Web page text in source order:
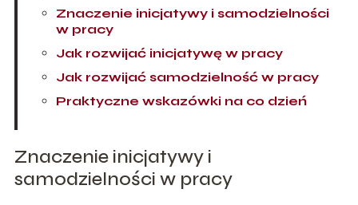
Znaczenie inicjatywy i samodzielności
w pracy
Jak rozwijać inicjatywę w pracy
Jak rozwijać samodzielność w pracy
Praktyczne wskazówki na co dzień
Znaczenie inicjatywy i
samodzielności w pracy